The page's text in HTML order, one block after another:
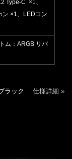
Type-C ×1、
ン ×1、LEDコン
ム：ARGB リバ
ラック 仕様詳細 »